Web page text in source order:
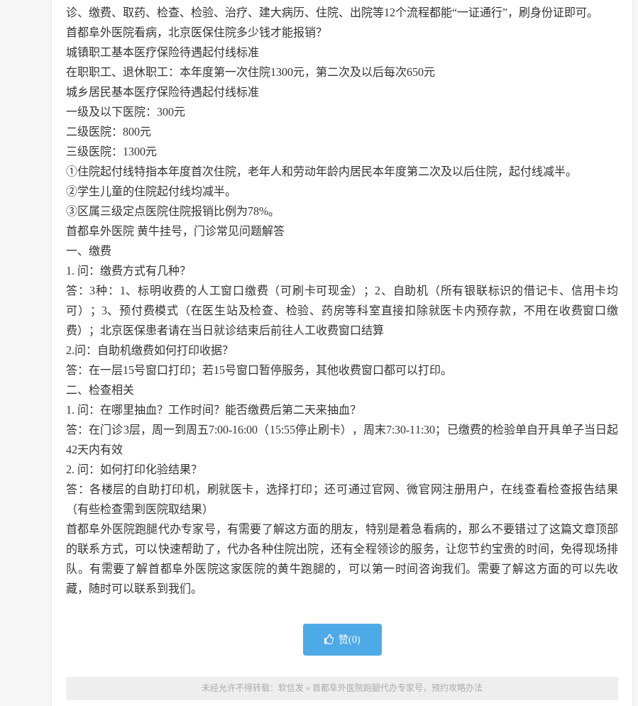
诊、缴费、取药、检查、检验、治疗、建大病历、住院、出院等12个流程都能“一证通行”，刷身份证即可。
首都阜外医院看病，北京医保住院多少钱才能报销？
城镇职工基本医疗保险待遇起付线标准
在职职工、退休职工：本年度第一次住院1300元，第二次及以后每次650元
城乡居民基本医疗保险待遇起付线标准
一级及以下医院：300元
二级医院：800元
三级医院：1300元
①住院起付线特指本年度首次住院，老年人和劳动年龄内居民本年度第二次及以后住院，起付线减半。
②学生儿童的住院起付线均减半。
③区属三级定点医院住院报销比例为78%。
首都阜外医院 黄牛挂号，门诊常见问题解答
一、缴费
1. 问：缴费方式有几种？
答：3种：1、标明收费的人工窗口缴费（可刷卡可现金）；2、自助机（所有银联标识的借记卡、信用卡均
可）；3、预付费模式（在医生站及检查、检验、药房等科室直接扣除就医卡内预存款，不用在收费窗口缴
费）；北京医保患者请在当日就诊结束后前往人工收费窗口结算
2.问：自助机缴费如何打印收据？
答：在一层15号窗口打印；若15号窗口暂停服务，其他收费窗口都可以打印。
二、检查相关
1. 问：在哪里抽血？工作时间？能否缴费后第二天来抽血？
答：在门诊3层，周一到周五7:00-16:00（15:55停止刷卡），周末7:30-11:30；已缴费的检验单自开具单子当日起
42天内有效
2. 问：如何打印化验结果？
答：各楼层的自助打印机，刷就医卡，选择打印；还可通过官网、微官网注册用户，在线查看检查报告结果
（有些检查需到医院取结果）
首都阜外医院跑腿代办专家号，有需要了解这方面的朋友，特别是着急看病的，那么不要错过了这篇文章顶部
的联系方式，可以快速帮助了，代办各种住院出院，还有全程领诊的服务，让您节约宝贵的时间，免得现场排
队。有需要了解首都阜外医院这家医院的黄牛跑腿的，可以第一时间咨询我们。需要了解这方面的可以先收
藏，随时可以联系到我们。
赞(0)
未经允许不得转载： 软信发 » 首都阜外医院跑腿代办专家号，预约攻略办法